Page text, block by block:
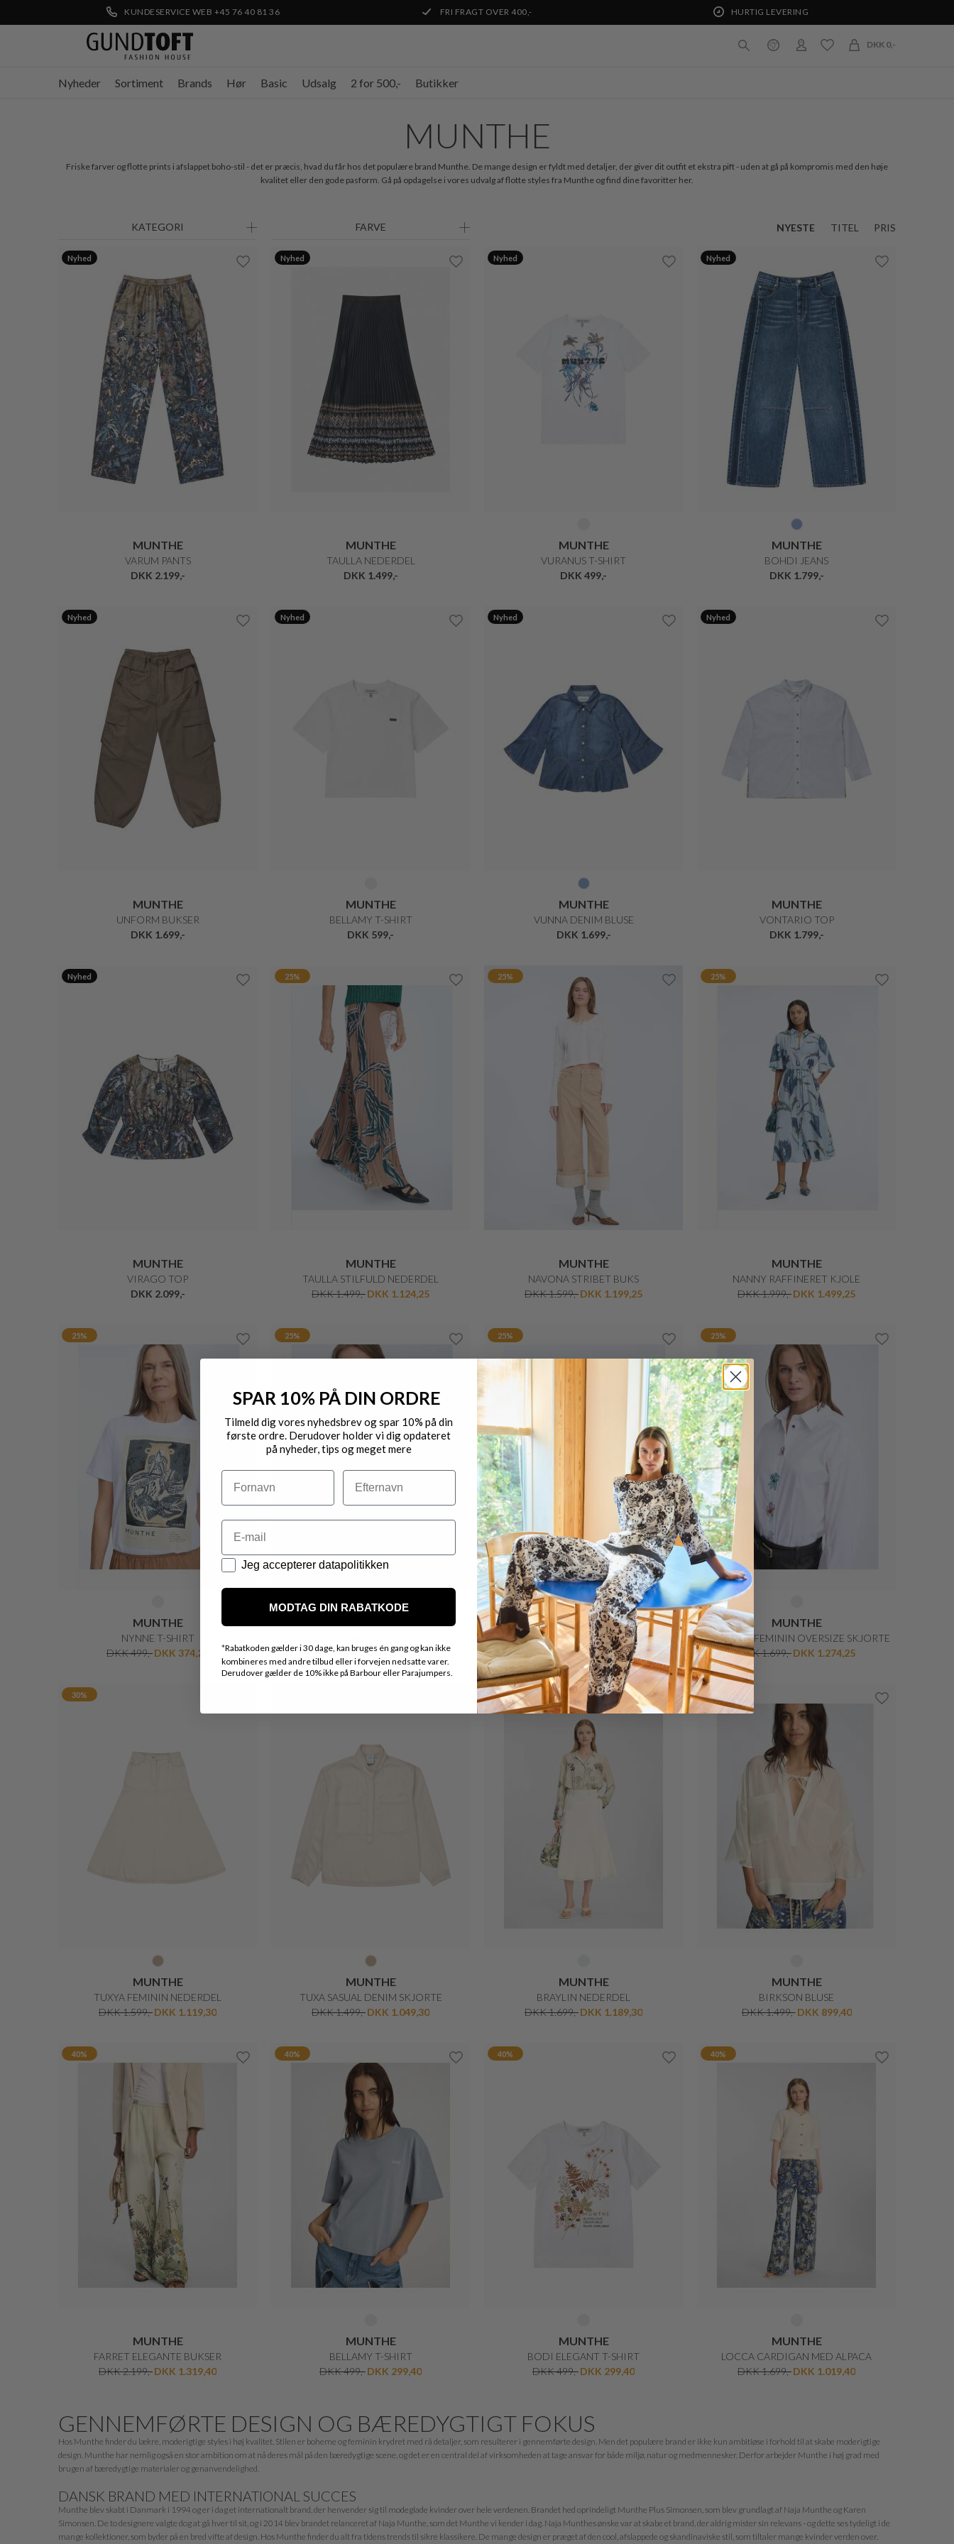
KUNDESERVICE WEB +45 76 40 81 36 FRI FRAGT OVER 400,- HURTIG LEVERING
DKK 0,-
Nyheder Sortiment Brands Hør Basic Udsalg 2 for 500,- Butikker
MUNTHE
Friske farver og flotte prints i afslappet boho-stil - det er præcis, hvad du får hos det populære brand Munthe. De mange design er fyldt med detaljer, der giver dit outfit et ekstra pift - uden at gå på kompromis med den høje
kvalitet eller den gode pasform. Gå på opdagelse i vores udvalg af flotte styles fra Munthe og find dine favoritter her.
KATEGORI FARVE NYESTE TITEL PRIS
Nyhed
MUNTHE
VARUM PANTS
DKK 2.199,-
Nyhed
MUNTHE
TAULLA NEDERDEL
DKK 1.499,-
Nyhed
MUNTHE
VURANUS T-SHIRT
DKK 499,-
Nyhed
MUNTHE
BOHDI JEANS
DKK 1.799,-
Nyhed
MUNTHE
UNFORM BUKSER
DKK 1.699,-
Nyhed
MUNTHE
BELLAMY T-SHIRT
DKK 599,-
Nyhed
MUNTHE
VUNNA DENIM BLUSE
DKK 1.699,-
Nyhed
MUNTHE
VONTARIO TOP
DKK 1.799,-
Nyhed
MUNTHE
VIRAGO TOP
DKK 2.099,-
25%
MUNTHE
TAULLA STILFULD NEDERDEL
DKK 1.499,-DKK 1.124,25
25%
MUNTHE
NAVONA STRIBET BUKS
DKK 1.599,-DKK 1.199,25
25%
MUNTHE
NANNY RAFFINERET KJOLE
DKK 1.999,-DKK 1.499,25
25%
MUNTHE
NYNNE T-SHIRT
DKK 499,-DKK 374,25
25%
DKK 599,-DKK 449,25
25%
MUNTHE
NULLE ELEGANT BLUSE
DKK 1.299,-DKK 974,25
25%
MUNTHE
NILBERTO FEMININ OVERSIZE SKJORTE
DKK 1.699,-DKK 1.274,25
30%
MUNTHE
TUXYA FEMININ NEDERDEL
DKK 1.599,-DKK 1.119,30
MUNTHE
TUXA SASUAL DENIM SKJORTE
DKK 1.499,-DKK 1.049,30
30%
MUNTHE
BRAYLIN NEDERDEL
DKK 1.699,-DKK 1.189,30
MUNTHE
BIRKSON BLUSE
DKK 1.499,- DKK 899,40
40%
MUNTHE
FARRET ELEGANTE BUKSER
DKK 2.199,-DKK 1.319,40
40%
MUNTHE
BELLAMY T-SHIRT
DKK 499,-DKK 299,40
40%
MUNTHE
BODI ELEGANT T-SHIRT
DKK 499,-DKK 299,40
40%
MUNTHE
LOCCA CARDIGAN MED ALPACA
DKK 1.699,-DKK 1.019,40
GENNEMFØRTE DESIGN OG BÆREDYGTIGT FOKUS
Hos Munthe finder du lækre, moderigtige styles i høj kvalitet. Stilen er boheme og feminin krydret med rå detaljer, som resulterer i gennemførte design. Men det populære brand er ikke kun ambitiøse i forhold til at skabe moderigtige
design. Munthe har nemlig også en stor ambition om at nå deres mål på den bæredygtige scene, og det er en central del af virksomheden at tage ansvar for både miljø, natur og medmennesker. Derfor arbejder Munthe i høj grad med
brugen af bæredygtige materialer og genanvendelighed.
DANSK BRAND MED INTERNATIONAL SUCCES
Munthe blev skabt i Danmark i 1994 og er i dag et internationalt brand, der henvender sig til modeglade kvinder over hele verdenen. Brandet hed oprindeligt Munthe Plus Simonsen, som blev grundlagt af Naja Munthe og Karen
Simonsen. De to designere valgte dog at gå hver til sit, og i 2014 blev brandet relanceret af Naja Munthe, som det Munthe vi kender i dag. Naja Munthes ønske var at skabe et brand, der aldrig mister sin relevans - og dette ses tydeligt i de
mange kollektioner, som byder på en bred vifte af design. Hos Munthe finder du alt fra tidens trends til sikre klassikere. De mange design er præget af den cool, afslappede og skandinaviske stil, som tiltaler mange kvinder verden over.
SPAR 10% PÅ DIN ORDRE
Tilmeld dig vores nyhedsbrev og spar 10% på din
første ordre. Derudover holder vi dig opdateret
på nyheder, tips og meget mere
Navn Efternavn
Email
Datapolitik
Jeg accepterer datapolitikken
MODTAG DIN RABATKODE
*Rabatkoden gælder i 30 dage, kan bruges én gang og kan ikke
kombineres med andre tilbud eller i forvejen nedsatte varer.
Derudover gælder de 10% ikke på Barbour eller Parajumpers.